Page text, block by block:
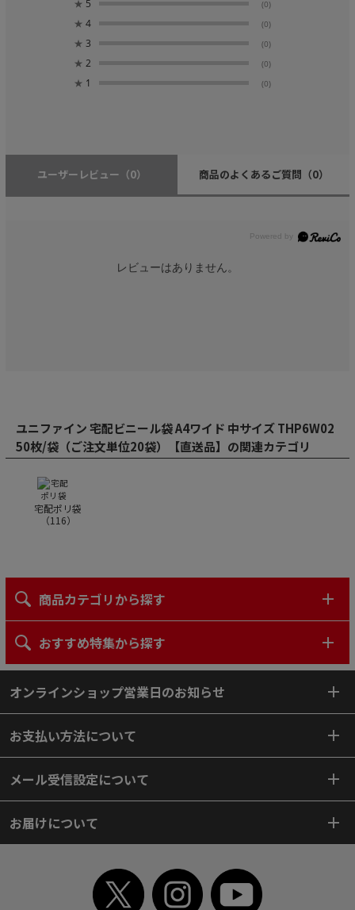
★ 5 (0)
★ 4 (0)
★ 3 (0)
★ 2 (0)
★ 1 (0)
ユーザーレビュー （0） 商品のよくあるご質問 （0）
レビューはありません。
ユニファイン 宅配ビニール袋 A4ワイド 中サイズ THP6W02
50枚/袋（ご注文単位20袋）【直送品】の関連カテゴリ
宅配ポリ袋
（116）
商品カテゴリから探す
おすすめ特集から探す
オンラインショップ営業日のお知らせ
お支払い方法について
メール受信設定について
お届けについて